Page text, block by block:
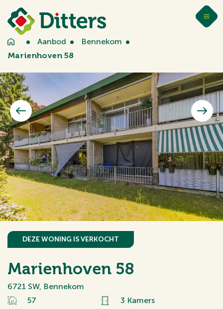
Aanbod
Bennekom
Marienhoven 58
DEZE WONING IS VERKOCHT
Marienhoven 58
6721 SW, Bennekom
57
3 Kamers